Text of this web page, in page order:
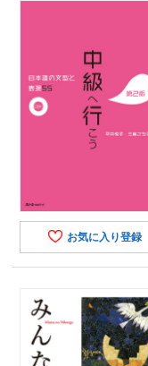
お気に入り登録